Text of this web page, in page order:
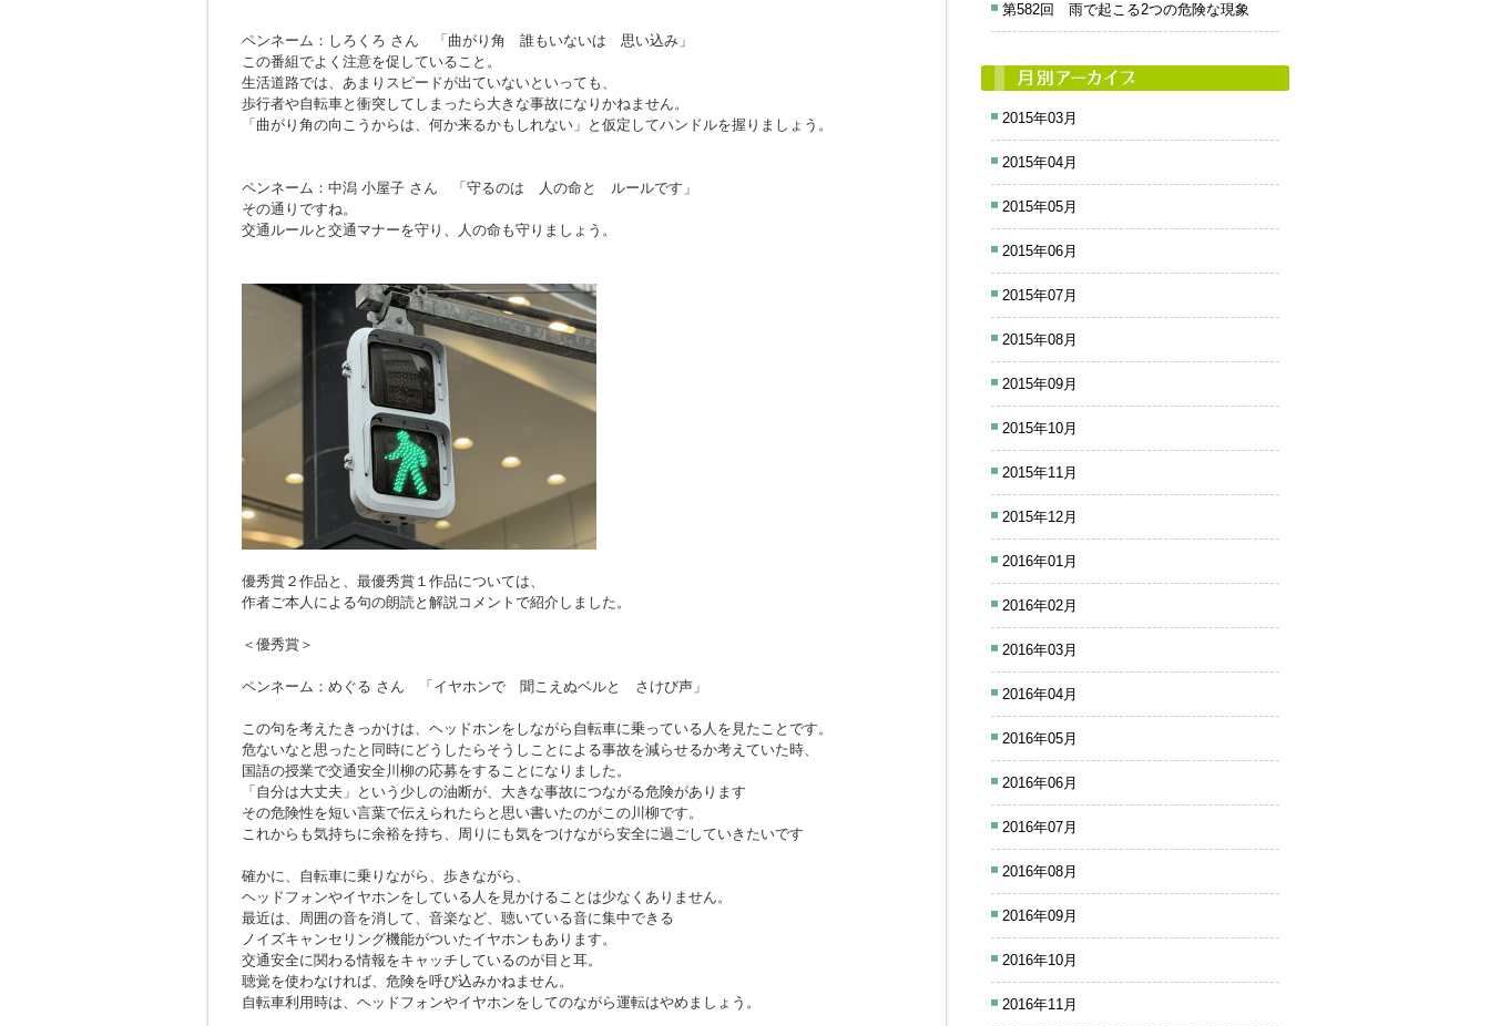
ペンネーム：しろくろ さん
「曲がり角 誰もいないは 思い込み」
この番組でよく注意を促していること。
生活道路では、あまりスピードが出ていないといっても、
歩行者や自転車と衝突してしまったら大きな事故になりかねません。
「曲がり角の向こうからは、何か来るかもしれない」と仮定してハンドルを握りましょう。
ペンネーム：中潟 小屋子 さん 「 守るのは 人の命と ルールです」
その通りですね。
交通ルールと交通マナーを守り、人の命も守りましょう。
優秀賞２作品と、最優秀賞１作品については、
作者ご本人による句の朗読と解説コメントで紹介しました。
＜優秀賞＞
ペンネーム：めぐる さん 「イヤホンで 聞こえぬベルと さけび声」
この句を考えたきっかけは、ヘッドホンをしながら自転車に乗っている人を見たことです。
危ないなと思ったと同時にどうしたらそうしことによる事故を減らせるか考えていた時、
国語の授業で交通安全川柳の応募をすることになりました。
「自分は大丈夫」という少しの油断が、大きな事故につながる危険があります
その危険性を短い言葉で伝えられたらと思い書いたのがこの川柳です。
これからも気持ちに余裕を持ち、周りにも気をつけながら安全に過ごしていきたいです
確かに、自転車に乗りながら、歩きながら、
ヘッドフォンやイヤホンをしている人を見かけることは少なくありません。
最近は、周囲の音を消して、音楽など、聴いている音に集中できる
ノイズキャンセリング機能がついたイヤホンもあります。
交通安全に関わる情報をキャッチしているのが目と耳。
聴覚を使わなければ、危険を呼び込みかねません。
自転車利用時は、ヘッドフォンやイヤホンをしてのながら運転はやめましょう。
第582回 雨で起こる2つの危険な現象
2015年03月
2015年04月
2015年05月
2015年06月
2015年07月
2015年08月
2015年09月
2015年10月
2015年11月
2015年12月
2016年01月
2016年02月
2016年03月
2016年04月
2016年05月
2016年06月
2016年07月
2016年08月
2016年09月
2016年10月
2016年11月